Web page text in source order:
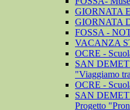
GIORNATA
GIORNATA
FOSSA -
VACANZA
OCRE -
SAN
"Viaggiamo
OCRE -
SAN
Progetto